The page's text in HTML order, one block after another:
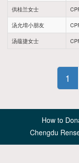
供桂兰女士
汤允堉小朋友
汤蕴捷女士
1
How to
Chengdu